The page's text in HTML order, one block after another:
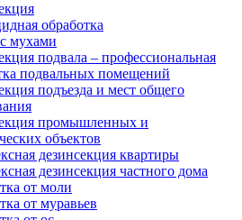
обработка
мухами
подвала – профессиональная
подвальных помещений
подъезда и мест общего
промышленных и
объектов
дезинсекция квартиры
дезинсекция частного дома
от моли
от муравьев